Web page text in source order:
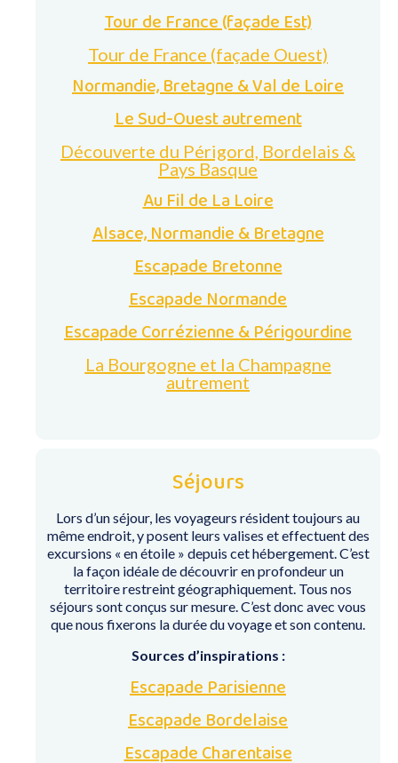
Tour de France (façade Est)
Tour de France (façade Ouest)
Normandie, Bretagne & Val de Loire
Le Sud-Ouest autrement
Découverte du Périgord, Bordelais &
Pays Basque
Au Fil de La Loire
Alsace, Normandie & Bretagne
Escapade Bretonne
Escapade Normande
Escapade Corrézienne & Périgourdine
La Bourgogne et la Champagne
autrement
Séjours
Lors d’un séjour, les voyageurs résident toujours au
même endroit, y posent leurs valises et effectuent des
excursions « en étoile » depuis cet hébergement. C’est
la façon idéale de découvrir en profondeur un
territoire restreint géographiquement. Tous nos
séjours sont conçus sur mesure. C’est donc avec vous
que nous fixerons la durée du voyage et son contenu.
Sources d’inspirations :
Escapade Parisienne
Escapade Bordelaise
Escapade Charentaise